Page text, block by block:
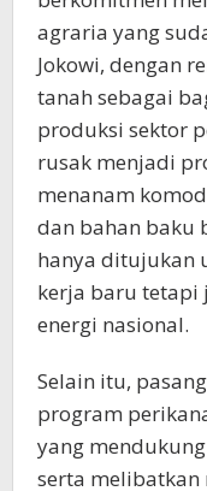
agraria yang
Jokowi, dengan
tanah sebagai
produksi sektor
rusak menjadi
menanam
dan bahan baku
hanya ditujukan
kerja baru tetapi
energi nasional.
Selain itu,
program
yang
serta melibatkan